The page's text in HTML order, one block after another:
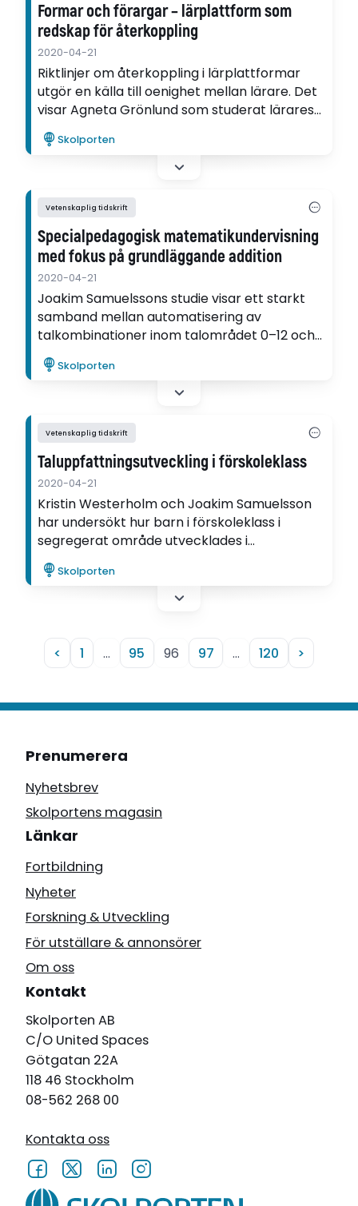
Formar och förargar – lärplattform som
redskap för återkoppling
2020-04-21
Riktlinjer om återkoppling i lärplattformar
utgör en källa till oenighet mellan lärare. Det
visar Agneta Grönlund som studerat lärares
återkoppling till elever via digitala
lärplattformar.
Skolporten
Vetenskaplig tidskrift
Specialpedagogisk matematikundervisning
med fokus på grundläggande addition
2020-04-21
Joakim Samuelssons studie visar ett starkt
samband mellan automatisering av
talkombinationer inom talområdet 0–12 och
elevernas förmåga att beräkna tvåsiffriga
additioner och subtraktioner samt med
Skolporten
Vetenskaplig tidskrift
Taluppfattningsutveckling i förskoleklass
2020-04-21
Kristin Westerholm och Joakim Samuelsson
har undersökt hur barn i förskoleklass i
segregerat område utvecklades i
grundläggande matematik jämfört med
jämnåriga elever i mindre segregerat
Skolporten
< 1 … 95 96 97 … 120 >
Prenumerera
Nyhetsbrev
Skolportens magasin
Länkar
Fortbildning
Nyheter
Forskning & Utveckling
För utställare & annonsörer
Om oss
Kontakt
Skolporten AB
C/O United Spaces
Götgatan 22A
118 46 Stockholm
08-562 268 00
Kontakta oss